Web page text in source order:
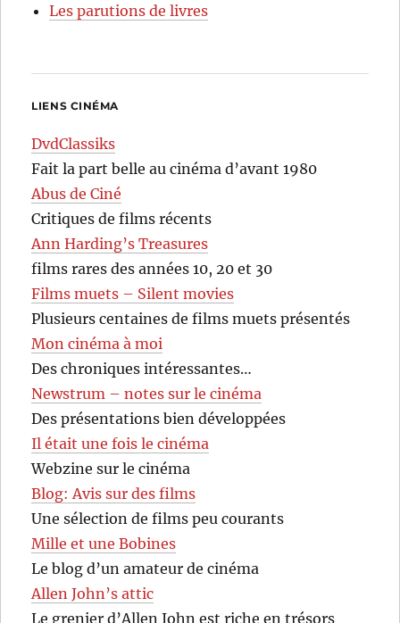
Les parutions de livres
LIENS CINÉMA
DvdClassiks
Fait la part belle au cinéma d’avant 1980
Abus de Ciné
Critiques de films récents
Ann Harding’s Treasures
films rares des années 10, 20 et 30
Films muets – Silent movies
Plusieurs centaines de films muets présentés
Mon cinéma à moi
Des chroniques intéressantes…
Newstrum – notes sur le cinéma
Des présentations bien développées
Il était une fois le cinéma
Webzine sur le cinéma
Blog: Avis sur des films
Une sélection de films peu courants
Mille et une Bobines
Le blog d’un amateur de cinéma
Allen John’s attic
Le grenier d’Allen John est riche en trésors